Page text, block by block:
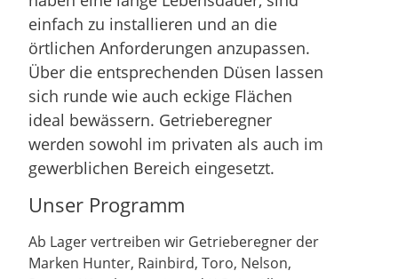
einfach zu installieren und an die
örtlichen Anforderungen anzupassen.
Über die entsprechenden Düsen lassen
sich runde wie auch eckige Flächen
ideal bewässern. Getrieberegner
werden sowohl im privaten als auch im
gewerblichen Bereich eingesetzt.
Unser Programm
Ab Lager vertreiben wir Getrieberegner der
Marken Hunter, Rainbird, Toro, Nelson,